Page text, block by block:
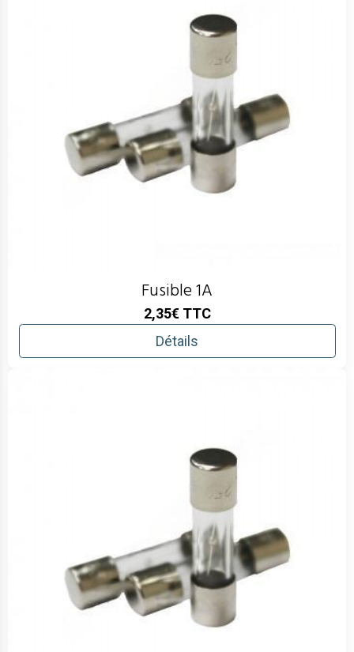
Fusible 1A
2,35€ TTC
Détails